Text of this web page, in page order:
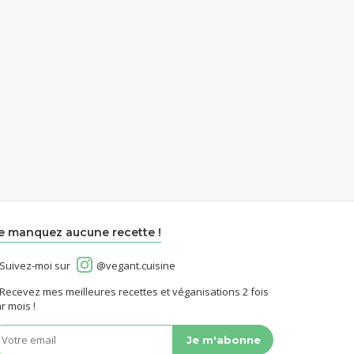
manquez aucune recette !
moi sur
@vegant.cuisine
mes meilleures recettes et véganisations 2 fois
mois !